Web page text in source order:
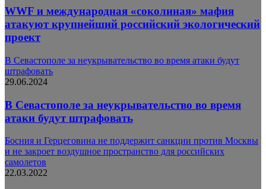
WWF и международная «соколиная» мафия
атакуют крупнейший российский экологический
проект
В Севастополе за неукрывательство во время атаки будут
штрафовать
29.06.2024
В Севастополе за неукрывательство во время
атаки будут штрафовать
Босния и Герцеговина не поддержит санкции против Москвы
и не закроет воздушное пространство для российских
самолетов
22.03.2022